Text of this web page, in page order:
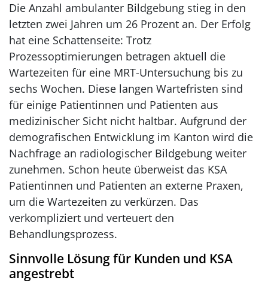
Die Anzahl ambulanter Bildgebung stieg in den
letzten zwei Jahren um 26 Prozent an. Der Erfolg
hat eine Schattenseite: Trotz
Prozessoptimierungen betragen aktuell die
Wartezeiten für eine MRT-Untersuchung bis zu
sechs Wochen. Diese langen Wartefristen sind
für einige Patientinnen und Patienten aus
medizinischer Sicht nicht haltbar. Aufgrund der
demografischen Entwicklung im Kanton wird die
Nachfrage an radiologischer Bildgebung weiter
zunehmen. Schon heute überweist das KSA
Patientinnen und Patienten an externe Praxen,
um die Wartezeiten zu verkürzen. Das
verkompliziert und verteuert den
Behandlungsprozess.
Sinnvolle Lösung für Kunden und KSA
angestrebt